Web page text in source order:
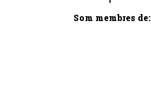
Som membres de: